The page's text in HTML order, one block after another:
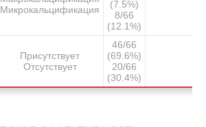
Микрокальцификация
(7.5%)
8/66
(12.1%)
Присутствует
Отсутствует
46/66
(69.6%)
20/66
(30.4%)